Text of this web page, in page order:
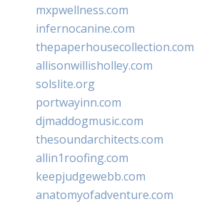
mxpwellness.com
infernocanine.com
thepaperhousecollection.com
allisonwillisholley.com
solslite.org
portwayinn.com
djmaddogmusic.com
thesoundarchitects.com
allin1roofing.com
keepjudgewebb.com
anatomyofadventure.com